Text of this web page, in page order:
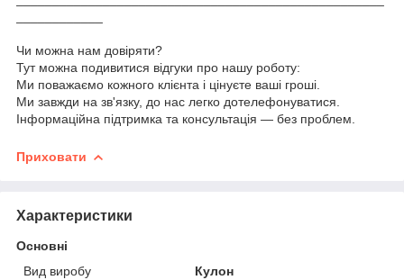
Чи можна нам довіряти?
Тут можна подивитися відгуки про нашу роботу:
Ми поважаємо кожного клієнта і цінуєте ваші гроші.
Ми завжди на зв'язку, до нас легко дотелефонуватися.
Інформаційна підтримка та консультація — без проблем.
Приховати
Характеристики
Основні
Вид виробу
Кулон